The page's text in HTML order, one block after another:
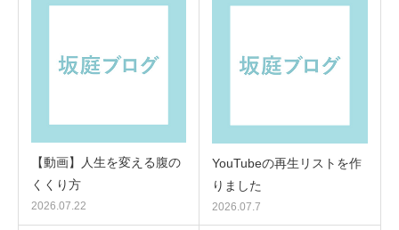
【動画】人生を変える腹の
くくり方
2026.07.22
YouTubeの再生リストを作
りました
2026.07.7